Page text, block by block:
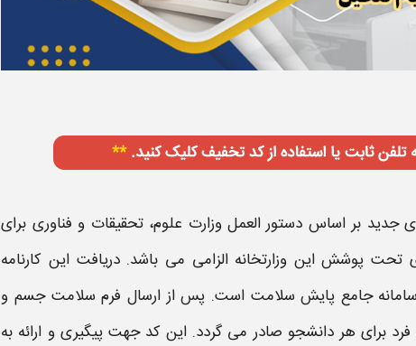
جدید بر اساس دستور العمل وزارت علوم، تحقیقات و فناوری برای
تحت پوشش این وزارتخانه الزامی می‌ باشد. دریافت این کارنامه
سامانه جامع پایش سلامت است. پس از ارسال فرم سلامت جسم و
برای هر دانشجو صادر می‌ گردد. این کدجهت پیگیری و ارائه به